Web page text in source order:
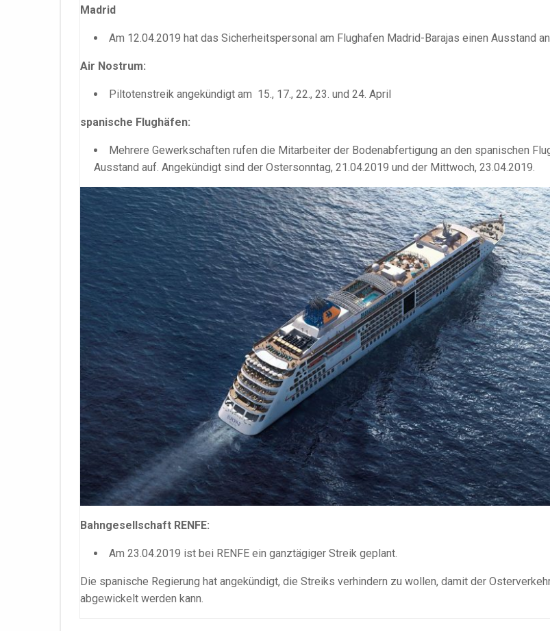
Madrid
Am 12.04.2019 hat das Sicherheitspersonal am Flughafen Madrid-Barajas einen Ausstand
Air Nostrum:
Piltotenstreik angekündigt am 15., 17., 22., 23. und 24. April
spanische Flughäfen:
Mehrere Gewerkschaften rufen die Mitarbeiter der Bodenabfertigung an den spanischen
Ausstand auf. Angekündigt sind der Ostersonntag, 21.04.2019 und der Mittwoch, 23.04.2019.
Bahngesellschaft RENFE:
Am 23.04.2019 ist bei RENFE ein ganztägiger Streik geplant.
Die spanische Regierung hat angekündigt, die Streiks verhindern zu wollen, damit der
abgewickelt werden kann.